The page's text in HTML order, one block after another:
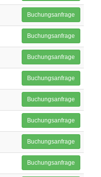
Buchungsanfrage
Buchungsanfrage
Buchungsanfrage
Buchungsanfrage
Buchungsanfrage
Buchungsanfrage
Buchungsanfrage
Buchungsanfrage